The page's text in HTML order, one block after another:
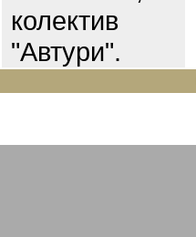
колектив
"Автури".